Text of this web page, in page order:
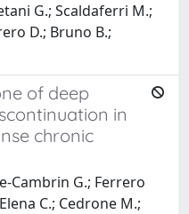
G.; Scaldaferri M.;
D.; Bruno B.;
of deep
in
chronic
Cambrin G.; Ferrero
C.; Cedrone M.;